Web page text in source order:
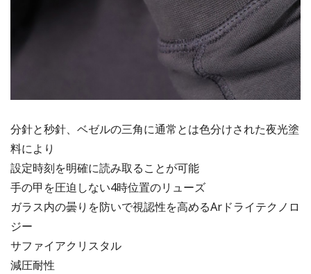
分針と秒針、ベゼルの三角に通常とは色分けされた夜光塗
料により
設定時刻を明確に読み取ることが可能
手の甲を圧迫しない4時位置のリューズ
ガラス内の曇りを防いで視認性を高めるArドライテクノロ
ジー
サファイアクリスタル
減圧耐性